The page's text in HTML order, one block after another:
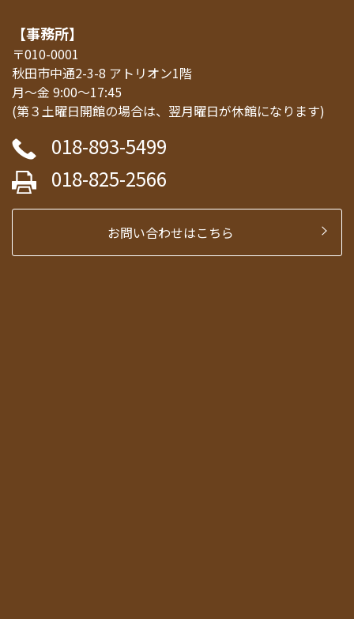
【事務所】
〒010-0001
秋田市中通2-3-8 アトリオン1階
月～金 9:00～17:45
(第３土曜日開館の場合は、翌月曜日が休館になります)
018-893-5499
018-825-2566
お問い合わせはこちら